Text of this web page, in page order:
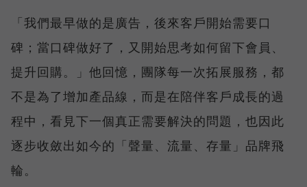
「我們最早做的是廣告，後來客戶開始需要口
碑；當口碑做好了，又開始思考如何留下會員、
提升回購。」他回憶，團隊每一次拓展服務，都
不是為了增加產品線，而是在陪伴客戶成長的過
程中，看見下一個真正需要解決的問題，也因此
逐步收斂出如今的「聲量、流量、存量」品牌飛
輪。